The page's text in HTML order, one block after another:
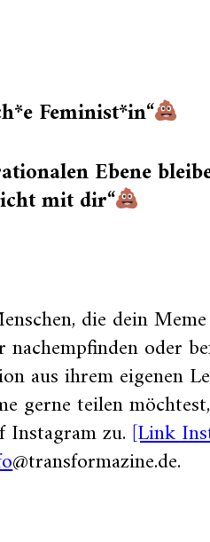
Feminist*in“
Ebene
mit dir“
die dein
oder
aus ihrem eigenen
gerne teilen
zu. [Link
@transformazine.de.